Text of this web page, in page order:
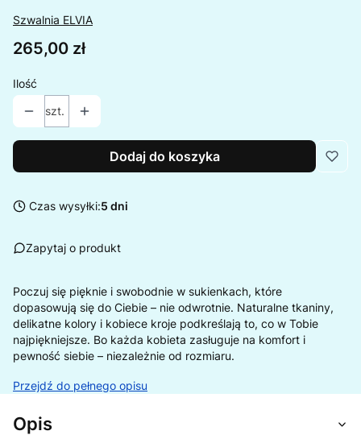
Szwalnia ELVIA
Cena
265,00 zł
Ilość
szt.
Dodaj do koszyka
Czas wysyłki:5 dni
Zapytaj o produkt
Poczuj się pięknie i swobodnie w sukienkach, które
dopasowują się do Ciebie – nie odwrotnie. Naturalne tkaniny,
delikatne kolory i kobiece kroje podkreślają to, co w Tobie
najpiękniejsze. Bo każda kobieta zasługuje na komfort i
pewność siebie – niezależnie od rozmiaru.
Przejdź do pełnego opisu
Opis